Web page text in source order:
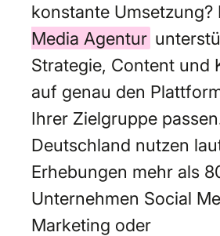
konstante Umsetzung?
Media Agentur
Strategie, Content und
auf genau den
Ihrer Zielgruppe
Deutschland nutzen
Erhebungen mehr als
Unternehmen Social
Marketing oder